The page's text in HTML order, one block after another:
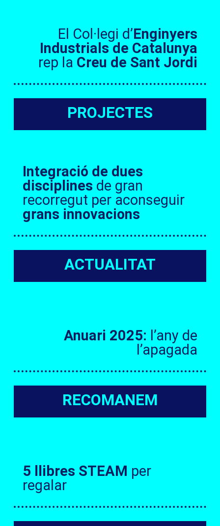
El Col·legi d’Enginyers
Industrials de Catalunya
rep la Creu de Sant Jordi
PROJECTES
Integració de dues
disciplines de gran
recorregut per aconseguir
grans innovacions
ACTUALITAT
Anuari 2025: l’any de
l’apagada
RECOMANEM
5 llibres STEAM per
regalar